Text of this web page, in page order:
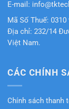
E-mail:
Mã Số Thuế: 0310
Địa chỉ: 232/14
Việt Nam.
CÁC CHÍNH
Chính sách thanh